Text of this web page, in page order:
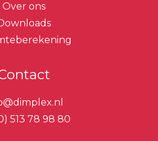
Over ons
513 78 98 80